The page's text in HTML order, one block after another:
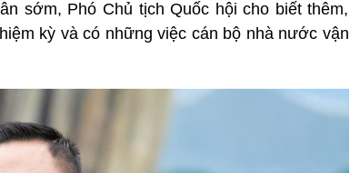
sớm, Phó Chủ tịch Quốc hội cho biết thêm,
kỳ và có những việc cán bộ nhà nước vận